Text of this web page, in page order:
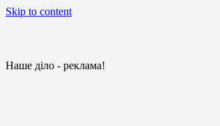
Skip to content
Наше діло - реклама!